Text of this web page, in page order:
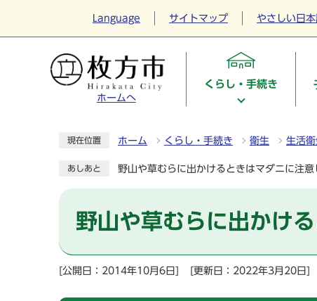
Language サイトマップ やさしい日
ホームへ
くらし・手続き
現在位置 ホーム くらし・手続き 衛生 生活衛
あしあと 野山や草むらに出かけるときはマダニに注意
野山や草むらに出かけ
[公開日：2014年10月6日] [更新日：2022年3月20日]